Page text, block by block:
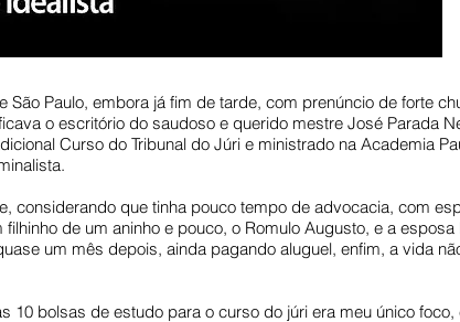
Paulo, embora já fim de tarde, com prenúncio de forte
o escritório do saudoso e querido mestre José Parada
Curso do Tribunal do Júri e ministrado na Academia
considerando que tinha pouco tempo de advocacia, com
de um aninho e pouco, o Romulo Augusto, e a
um mês depois, ainda pagando aluguel, enfim, a vida
10 bolsas de estudo para o curso do júri era meu único